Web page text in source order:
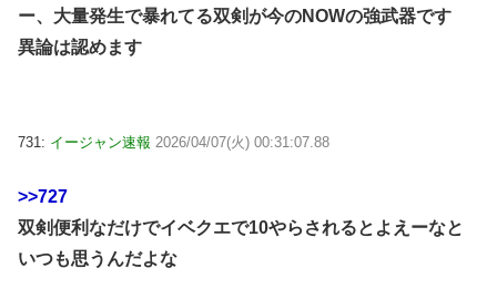
ー、大量発生で暴れてる双剣が今のNOWの強武器です
異論は認めます
731: イージャン速報 2026/04/07(火) 00:31:07.88
>>727
双剣便利なだけでイベクエで10やらされるとよえーなと
いつも思うんだよな